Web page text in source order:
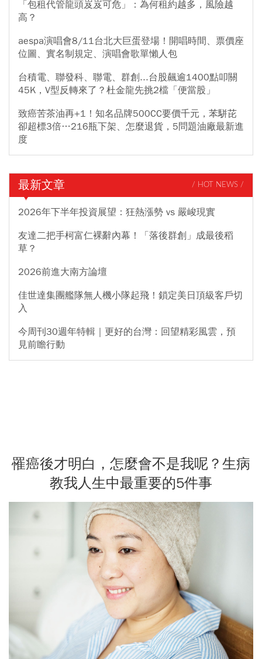
「包租代管龍頭岌岌可危」：為何租約越多，風險越
高？
aespa演唱會8/11台北大巨蛋登場！開唱時間、票價座
位圖、實名制規定、演唱會歌單懶人包
台積電、聯發科、聯電、群創...台股飆逾1400點叩關
45K，V型反轉來了？杜金龍先挑2檔「便當股」
致癌苦茶油再+1！知名品牌500CC要價千元，苯駢芘
卻超標3倍…216瓶下架、怎麼退貨，5問題油廠最新進
度
最新文章 / HOT NEWS /
2026年下半年投資展望：狂熱漲勢 vs 嚴峻現實
友達二把手柯富仁裸辭內幕！「落後群創」成最後稻
草？
2026前進大南方論壇
佳世達集團艦隊無人機小隊起飛！鎖定美日頂級客戶切
入
今周刊30週年特輯｜更好的台灣：回望精彩風雲，預
見前瞻行動
罹癌後才明白，怎麼會不是我呢？生病
教我人生中最重要的5件事